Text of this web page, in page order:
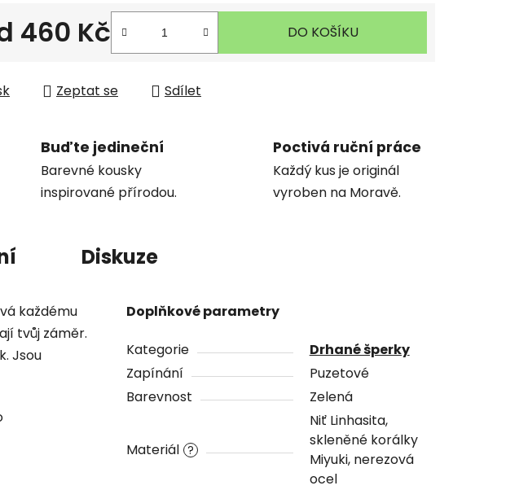
460 Kč DO KOŠÍKU
Zeptat se Sdílet
Buďte jedineční
Barevné kousky
inspirované přírodou.
Poctivá ruční práce
Každý kus je originál
vyroben na Moravě.
Diskuze
každému
tvůj záměr.
Jsou
Doplňkové parametry
Kategorie
Drhané šperky
Zapínání
Puzetové
Barevnost
Zelená
?
Materiál
Niť Linhasita,
skleněné korálky
Miyuki, nerezová
ocel